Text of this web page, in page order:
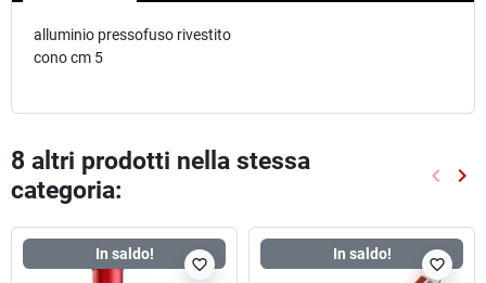
alluminio pressofuso rivestito
cono cm 5
8 altri prodotti nella stessa
categoria:
keyboard_arrow_left keyboard_arrow_right
In saldo!
favorite_border
In saldo!
favorite_border